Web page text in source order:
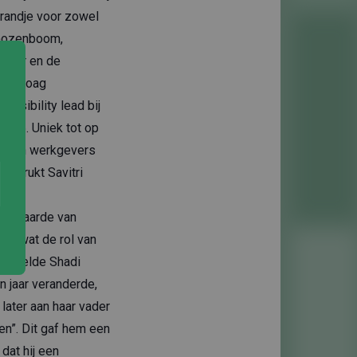
voor zowel
jaar en de
Groag
lead bij
Uniek tot op
werkgevers
Savitri
Waarde van
wat de rol van
Shadi
jaar veranderde,
aan haar vader
Dit gaf hem een
hij een